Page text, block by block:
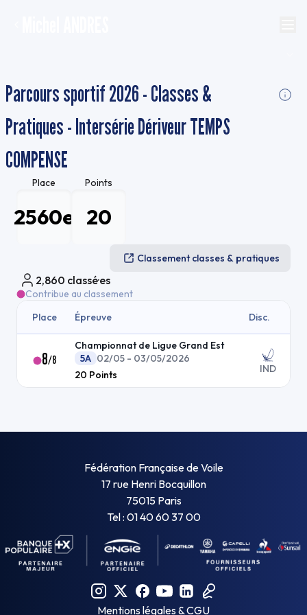
Parcours sportif 2026 - Classes &
Pratiques - Intersérie Dériveur TEMPS
COMPENSE
Place
2560e
Points
20
Classement classes & pratiques
2,860 classé·es
Contribue au classement
Place
Épreuve Disc.
8/8
Championnat de Ligue Grand Est
5A 02/05 - 03/05/2026
20 Points IND
Fédération Française de Voile
17 rue Henri Bocquillon
75015 Paris
Tel : 01 40 60 37 00
Mentions légales & CGU